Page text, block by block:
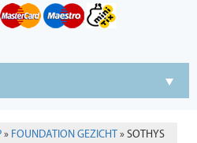
» FOUNDATION GEZICHT» SOTHYS